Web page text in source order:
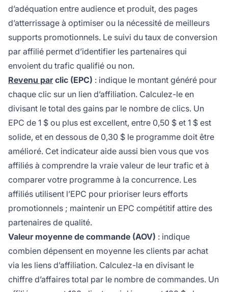
d’adéquation entre audience et produit, des pages
d’atterrissage à optimiser ou la nécessité de meilleurs
supports promotionnels. Le suivi du taux de conversion
par affilié permet d’identifier les partenaires qui
envoient du trafic qualifié ou non.
Revenu parclic (EPC) : indique le montant généré pour
chaque clic sur un lien d’affiliation. Calculez-le en
divisant le total des gains par le nombre de clics. Un
EPC de 1 $ ou plus est excellent, entre 0,50 $ et 1 $ est
solide, et en dessous de 0,30 $ le programme doit être
amélioré. Cet indicateur aide aussi bien vous que vos
affiliés à comprendre la vraie valeur de leur trafic et à
comparer votre programme à la concurrence. Les
affiliés utilisent l’EPC pour prioriser leurs efforts
promotionnels ; maintenir un EPC compétitif attire des
partenaires de qualité.
Valeur moyenne de commande (AOV) : indique
combien dépensent en moyenne les clients par achat
via les liens d’affiliation. Calculez-la en divisant le
chiffre d’affaires total par le nombre de commandes. Un